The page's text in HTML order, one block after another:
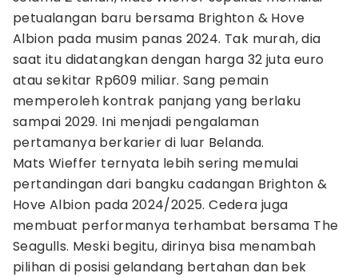
petualangan baru bersama Brighton & Hove
Albion pada musim panas 2024. Tak murah, dia
saat itu didatangkan dengan harga 32 juta euro
atau sekitar Rp609 miliar. Sang pemain
memperoleh kontrak panjang yang berlaku
sampai 2029. Ini menjadi pengalaman
pertamanya berkarier di luar Belanda.
Mats Wieffer ternyata lebih sering memulai
pertandingan dari bangku cadangan Brighton &
Hove Albion pada 2024/2025. Cedera juga
membuat performanya terhambat bersama The
Seagulls. Meski begitu, dirinya bisa menambah
pilihan di posisi gelandang bertahan dan bek